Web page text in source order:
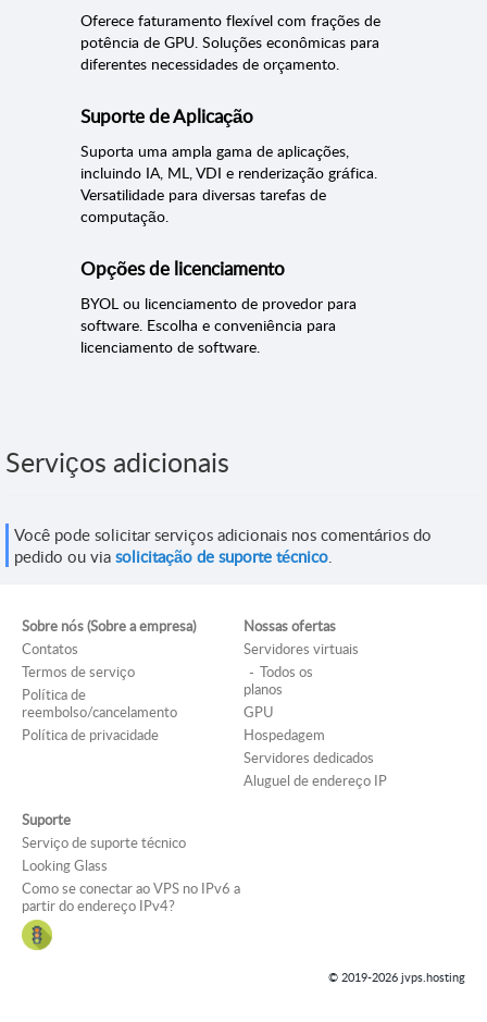
Oferece faturamento flexível com frações de
potência de GPU. Soluções econômicas para
diferentes necessidades de orçamento.
Suporte de Aplicação
Suporta uma ampla gama de aplicações,
incluindo IA, ML, VDI e renderização gráfica.
Versatilidade para diversas tarefas de
computação.
Opções de licenciamento
BYOL ou licenciamento de provedor para
software. Escolha e conveniência para
licenciamento de software.
Serviços adicionais
Você pode solicitar serviços adicionais nos comentários do
pedido ou via solicitação de suporte técnico.
Sobre nós (Sobre a empresa)
Contatos
Termos de serviço
Política de
reembolso/cancelamento
Política de privacidade
Nossas ofertas
Servidores virtuais
Todos os
planos
GPU
Hospedagem
Servidores dedicados
Aluguel de endereço IP
Suporte
Serviço de suporte técnico
Looking Glass
Como se conectar ao VPS no IPv6 a
partir do endereço IPv4?
© 2019-2026 jvps.hosting